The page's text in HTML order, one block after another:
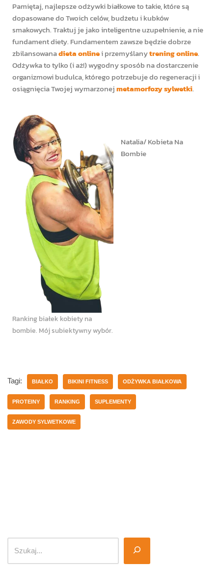
Pamiętaj, najlepsze odżywki białkowe to takie, które są
dopasowane do Twoich celów, budżetu i kubków
smakowych. Traktuj je jako inteligentne uzupełnienie, a nie
fundament diety. Fundamentem zawsze będzie dobrze
zbilansowanadieta onlinei przemyślanytrening online.
Odżywka to tylko (i aż!) wygodny sposób na dostarczenie
organizmowi budulca, którego potrzebuje do regeneracji i
osiągnięcia Twojej wymarzonejmetamorfozy sylwetki.
Ranking białek kobiety na
bombie. Mój subiektywny wybór.
Natalia/ Kobieta Na
Bombie
Tagi: BIAŁKO BIKINI FITNESS ODŻYWKA BIAŁKOWA
PROTEINY RANKING SUPLEMENTY
ZAWODY SYLWETKOWE